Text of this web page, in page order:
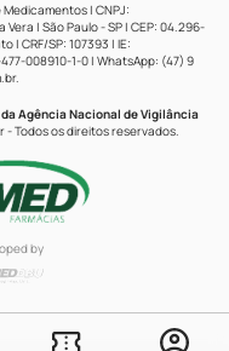
Medicamentos | CNPJ:
| São Paulo - SP | CEP: 04.296-
| CRF/SP: 107393 | IE:
008910-1-0 | WhatsApp: (47) 9
.
Agência Nacional de Vigilância
- Todos os direitos reservados.
by